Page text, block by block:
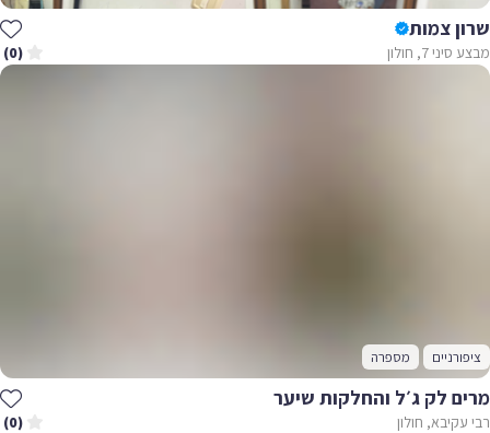
שרון צמות
מבצע סיני 7, חולון (0)
ציפורניים מספרה
מרים לק ג׳ל והחלקות שיער
רבי עקיבא, חולון (0)